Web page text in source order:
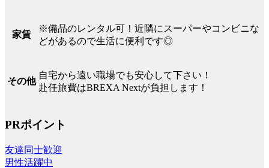
家賃
※備品のレンタル可！近隣にスーパーやコンビニな
どがあるので生活に便利です◎
その他
自宅から遠い職場でも安心して下さい！
赴任旅費はBREXA Nextが負担します！
PRポイント
友達同士歓迎
男性活躍中